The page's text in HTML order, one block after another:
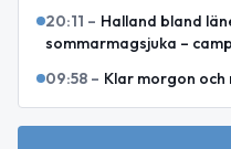
20:11 – Halland bland
sommarmagsjuka –
09:58 – Klar morgon och